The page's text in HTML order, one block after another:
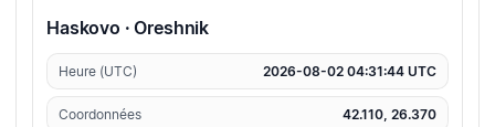
Haskovo · Oreshnik
Heure (UTC) 2026-08-02 04:31:44 UTC
Coordonnées 42.110, 26.370